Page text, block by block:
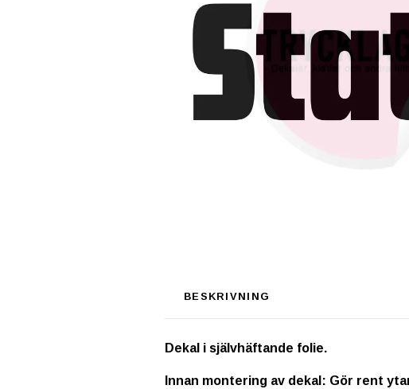
BESKRIVNING
Dekal i självhäftande folie.
Innan montering av dekal: Gör rent